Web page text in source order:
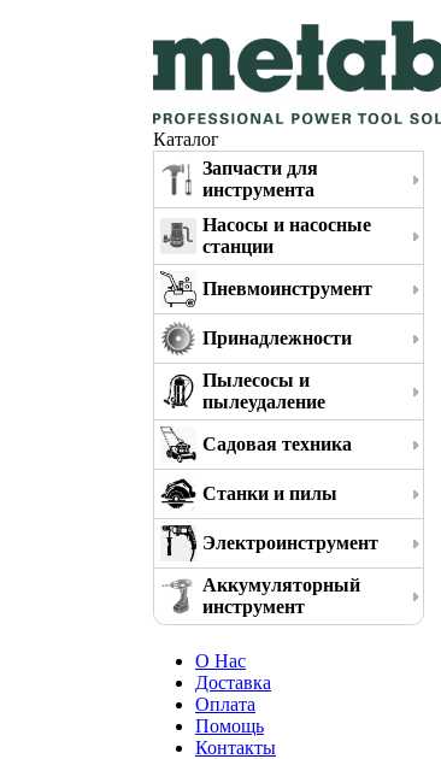
Каталог
Запчасти для
инструмента
Насосы и насосные
станции
Пневмоинструмент
Принадлежности
Пылесосы и
пылеудаление
Садовая техника
Станки и пилы
Электроинструмент
Аккумуляторный
инструмент
О Нас
Доставка
Оплата
Помощь
Контакты